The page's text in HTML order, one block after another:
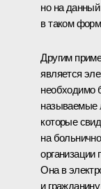
но на
в таком
Другим
является
необходимо
называемые
которые
на
Она в
и